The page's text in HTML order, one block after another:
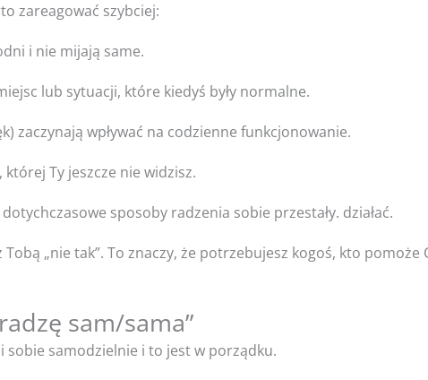
zareagować szybciej:
i nie mijają same.
lub sytuacji, które kiedyś były normalne.
zaczynają wpływać na codzienne funkcjonowanie.
Ty jeszcze nie widzisz.
sposoby radzenia sobie przestały. działać.
Tobą „nie tak”. To znaczy, że potrzebujesz kogoś, kto
sam/sama”
sobie samodzielnie i to jest w porządku.